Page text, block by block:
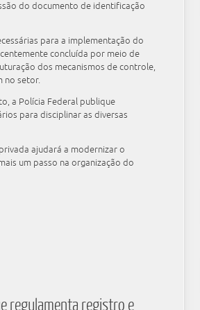
do documento de identificação
para a implementação do
concluída por meio de
dos mecanismos de controle,
no setor.
a Polícia Federal publique
para disciplinar as diversas
ajudará a modernizar o
um passo na organização do
regulamenta registro e